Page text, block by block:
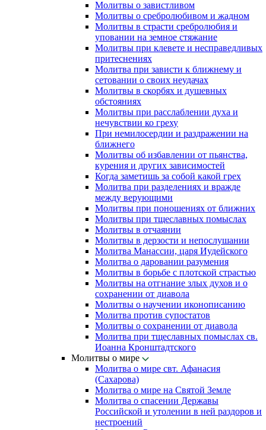
Молитвы о завистливом
Молитвы о сребролюбивом и жадном
Молитвы в страсти сребролюбия и
уповании на земное стяжание
Молитвы при клевете и несправедливых
притеснениях
Молитва при зависти к ближнему и
сетовании о своих неудачах
Молитвы в скорбях и душевных
обстояниях
Молитвы при расслаблении духа и
нечувствии ко греху
При немилосердии и раздражении на
ближнего
Молитвы об избавлении от пьянства,
курения и других зависимостей
Когда заметишь за собой какой грех
Молитва при разделениях и вражде
между верующими
Молитвы при поношениях от ближних
Молитвы при тщеславных помыслах
Молитвы в отчаянии
Молитвы в дерзости и непослушании
Молитва Манассии, царя Иудейского
Молитва о даровании разумения
Молитвы в борьбе с плотской страстью
Молитвы на отгнание злых духов и о
сохранении от диавола
Молитвы о научении иконописанию
Молитва против супостатов
Молитвы о сохранении от диавола
Молитва при тщеславных помыслах св.
Иоанна Кронштадтского
Молитвы о мире
Молитва о мире свт. Афанасия
(Сахарова)
Молитва о мире на Святой Земле
Молитва о спасении Державы
Российской и утолении в ней раздоров и
нестроений